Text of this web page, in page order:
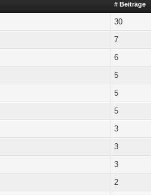
# Beiträge
30
7
6
5
5
5
3
3
3
2